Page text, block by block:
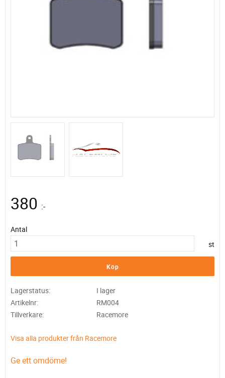
380 :-
Antal
st
Köp
Lagerstatus
I lager
Artikelnr
RM004
Tillverkare
Racemore
Visa alla produkter från Racemore
Ge ett omdöme!